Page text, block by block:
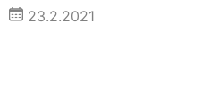
23.2.2021